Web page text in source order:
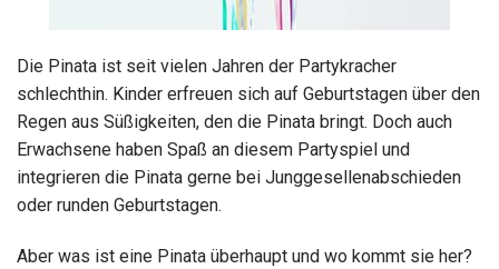
Die Pinata ist seit vielen Jahren der Partykracher
schlechthin. Kinder erfreuen sich auf Geburtstagen über den
Regen aus Süßigkeiten, den die Pinata bringt. Doch auch
Erwachsene haben Spaß an diesem Partyspiel und
integrieren die Pinata gerne bei Junggesellenabschieden
oder runden Geburtstagen.
Aber was ist eine Pinata überhaupt und wo kommt sie her?